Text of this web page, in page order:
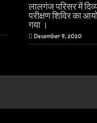
लालगंज परिसर में
परीक्षण शिविर का
गया ।
December 9, 2020